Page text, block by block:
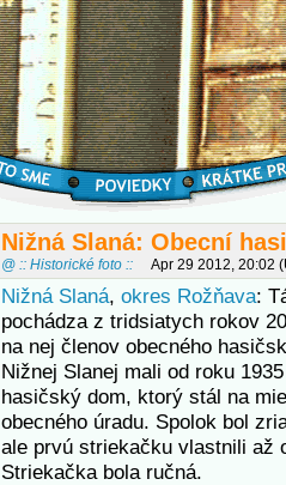
Nižná Slaná: Obecní
@ :: Historické foto :: Apr 29 2012, 20:02
Nižná Slaná, okres Rožňava:
pochádza z tridsiatych rokov
na nej členov obecného
Nižnej Slanej mali od roku
hasičský dom, ktorý stál na
obecného úradu. Spolok bol
ale prvú striekačku vlastnili až
Striekačka bola ručná.